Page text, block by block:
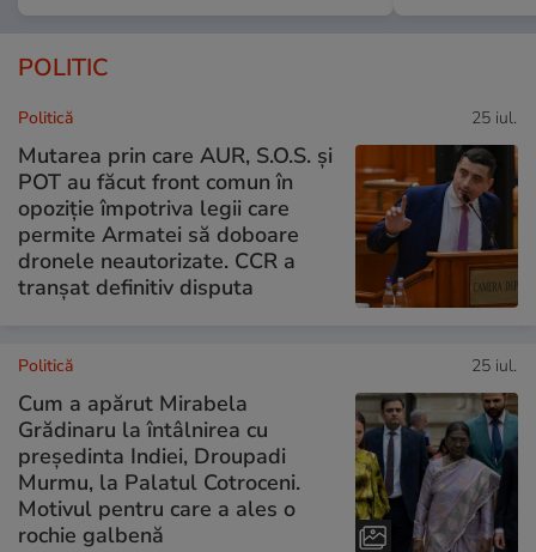
POLITIC
Politică 25 iul.
Mutarea prin care AUR, S.O.S. și
POT au făcut front comun în
opoziție împotriva legii care
permite Armatei să doboare
dronele neautorizate. CCR a
tranșat definitiv disputa
Politică 25 iul.
Cum a apărut Mirabela
Grădinaru la întâlnirea cu
președinta Indiei, Droupadi
Murmu, la Palatul Cotroceni.
Motivul pentru care a ales o
rochie galbenă